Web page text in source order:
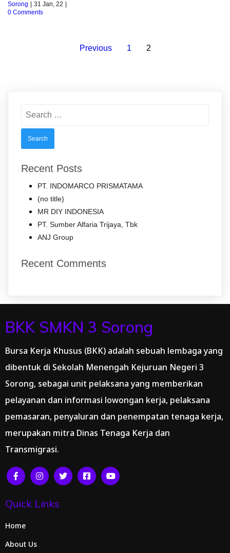
Sorong
31 Jan, 22
0 Comments
Previous 1 2
for:
Recent Posts
PT. INDOMARCO PRISMATAMA
(no title)
MR DIY INDONESIA
PT. Sumber Alfaria Trijaya, Tbk
ANJ Group
Recent Comments
BKK SMKN 3 Sorong
Bursa Kerja Khusus (BKK) adalah sebuah lembaga yang
dibentuk di Sekolah Menengah Kejuruan Negeri 3
Sorong, sebagai unit pelaksana yang memberikan
pelayanan dan informasi lowongan kerja, pelaksana
pemasaran, penyaluran dan penempatan tenaga kerja,
merupakan mitra Dinas Tenaga Kerja dan
Transmigrasi.
Quick Links
Home
About Us